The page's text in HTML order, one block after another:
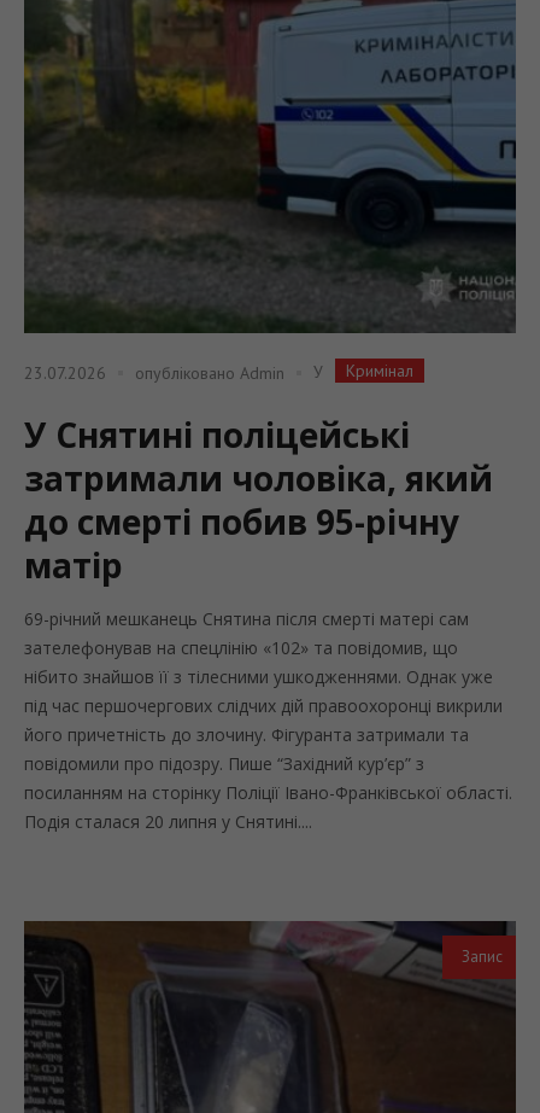
23.07.2026 опубліковано Admin У Кримінал
У Снятині поліцейські
затримали чоловіка, який
до смерті побив 95-річну
матір
69-річний мешканець Снятина після смерті матері сам
зателефонував на спецлінію «102» та повідомив, що
нібито знайшов її з тілесними ушкодженнями. Однак уже
під час першочергових слідчих дій правоохоронці викрили
його причетність до злочину. Фігуранта затримали та
повідомили про підозру. Пише “Західний кур’єр” з
посиланням на сторінку Поліції Івано-Франківської області.
Подія сталася 20 липня у Снятині....
Запис